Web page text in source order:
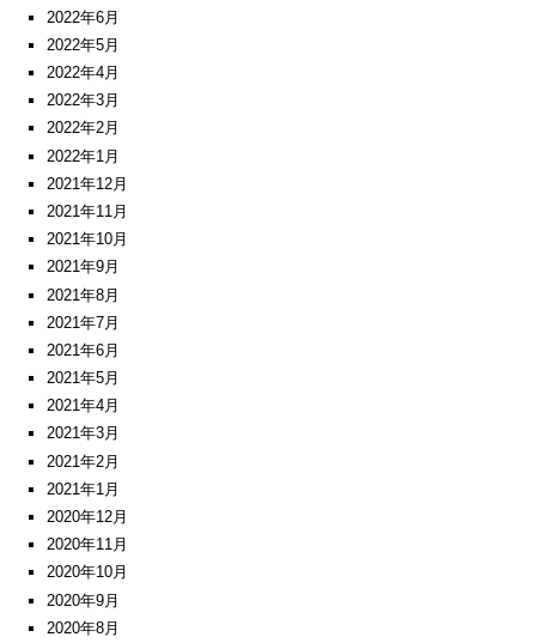
2022年6月
2022年5月
2022年4月
2022年3月
2022年2月
2022年1月
2021年12月
2021年11月
2021年10月
2021年9月
2021年8月
2021年7月
2021年6月
2021年5月
2021年4月
2021年3月
2021年2月
2021年1月
2020年12月
2020年11月
2020年10月
2020年9月
2020年8月